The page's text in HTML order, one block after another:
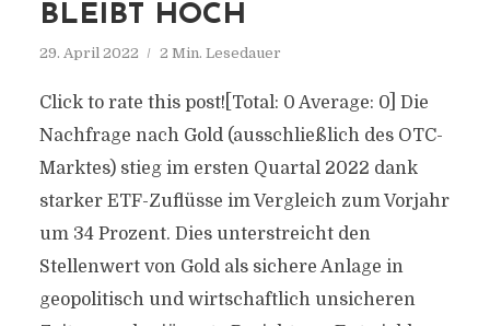
BLEIBT HOCH
29. April 2022 2 Min. Lesedauer
Click to rate this post![Total: 0 Average: 0] Die
Nachfrage nach Gold (ausschließlich des OTC-
Marktes) stieg im ersten Quartal 2022 dank
starker ETF-Zuflüsse im Vergleich zum Vorjahr
um 34 Prozent. Dies unterstreicht den
Stellenwert von Gold als sichere Anlage in
geopolitisch und wirtschaftlich unsicheren